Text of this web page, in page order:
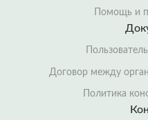
Помощь и
Договор между
Политика